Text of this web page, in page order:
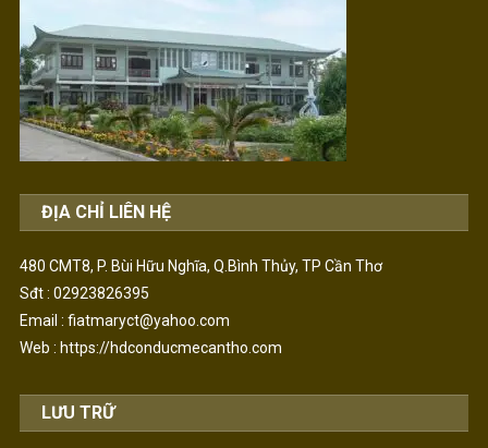
ĐỊA CHỈ LIÊN HỆ
480 CMT8, P. Bùi Hữu Nghĩa, Q.Bình Thủy, TP Cần Thơ
Sđt : 02923826395
Email : fiatmaryct@yahoo.com
Web : https://hdconducmecantho.com
LƯU TRỮ